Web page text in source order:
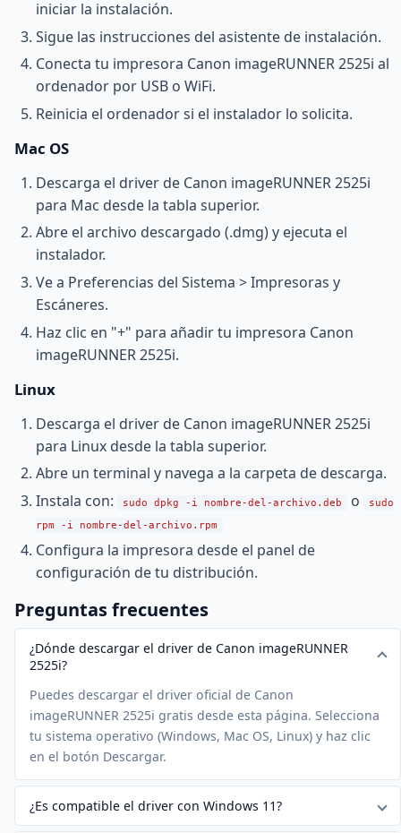
iniciar la instalación.
Sigue las instrucciones del asistente de instalación.
Conecta tu impresora Canon imageRUNNER 2525i al
ordenador por USB o WiFi.
Reinicia el ordenador si el instalador lo solicita.
Mac OS
Descarga el driver de Canon imageRUNNER 2525i
para Mac desde la tabla superior.
Abre el archivo descargado (.dmg) y ejecuta el
instalador.
Ve a Preferencias del Sistema > Impresoras y
Escáneres.
Haz clic en "+" para añadir tu impresora Canon
imageRUNNER 2525i.
Linux
Descarga el driver de Canon imageRUNNER 2525i
para Linux desde la tabla superior.
Abre un terminal y navega a la carpeta de descarga.
Instala con:
sudo dpkg -i nombre-del-archivo.deb o
sudo
rpm -i nombre-del-archivo.rpm
Configura la impresora desde el panel de
configuración de tu distribución.
Preguntas frecuentes
¿Dónde descargar el driver de Canon imageRUNNER
2525i?
Puedes descargar el driver oficial de Canon
imageRUNNER 2525i gratis desde esta página. Selecciona
tu sistema operativo (Windows, Mac OS, Linux) y haz clic
en el botón Descargar.
¿Es compatible el driver con Windows 11?